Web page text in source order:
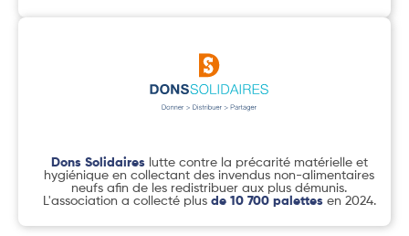
Dons Solidaireslutte contre la précarité matérielle et
hygiénique en collectant des invendus non-alimentaires
neufs afin de les redistribuer aux plus démunis.
L'association a collecté plus de 10 700 palettes en 2024.